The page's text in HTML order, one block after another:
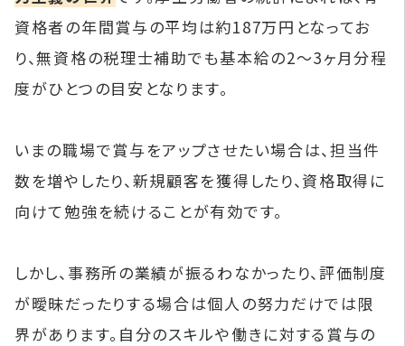
資格者の年間賞与の平均は約187万円となってお
り、無資格の税理士補助でも基本給の2〜3ヶ月分程
度がひとつの目安となります。
いまの職場で賞与をアップさせたい場合は、担当件
数を増やしたり、新規顧客を獲得したり、資格取得に
向けて勉強を続けることが有効です。
しかし、事務所の業績が振るわなかったり、評価制度
が曖昧だったりする場合は個人の努力だけでは限
界があります。自分のスキルや働きに対する賞与の